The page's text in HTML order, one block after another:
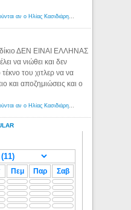
Αμερικανοί ρατσιστές αναρωτιούνται αν ο Ηλίας Κασιδιάρης ανήκει στη λευκή φυλή... - Λόγιος Ερμής
ΔΕΝ ΕΙΝΑΙ ΕΛΛΗΝΑΣ
να νιώθει και δεν
του χιτλερ να να
και αποζημιώσεις και ο
Αμερικανοί ρατσιστές αναρωτιούνται αν ο Ηλίας Κασιδιάρης ανήκει στη λευκή φυλή... - Λόγιος Ερμής
Πεμ Παρ Σαβ